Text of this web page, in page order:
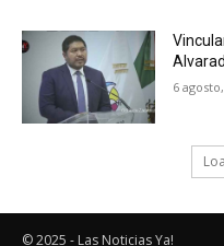
6
© 2025 - Las Noticias Ya!